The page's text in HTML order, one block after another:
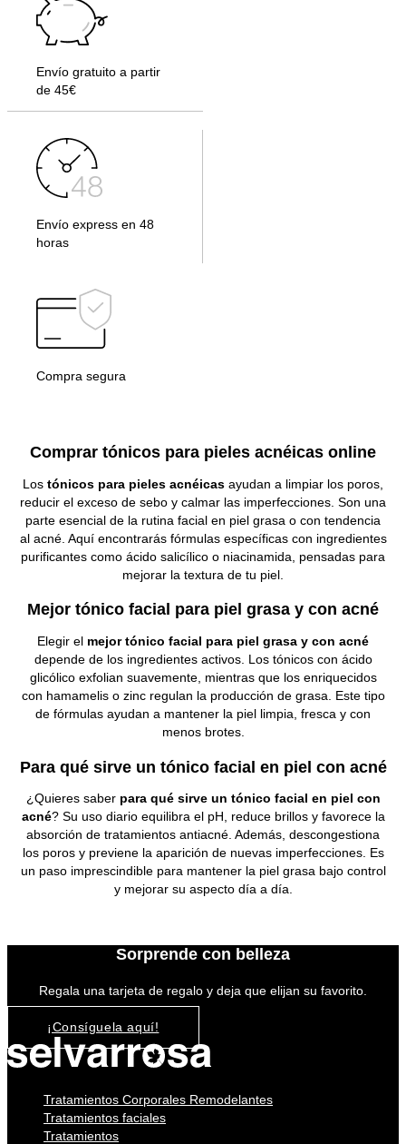
Envío gratuito a partir
de 45€
Envío express en 48
horas
Compra segura
Comprar tónicos para pieles acnéicas online
Los tónicos para pieles acnéicas ayudan a limpiar los poros,
reducir el exceso de sebo y calmar las imperfecciones. Son una
parte esencial de la rutina facial en piel grasa o con tendencia
al acné. Aquí encontrarás fórmulas específicas con ingredientes
purificantes como ácido salicílico o niacinamida, pensadas para
mejorar la textura de tu piel.
Mejor tónico facial para piel grasa y con acné
Elegir el mejor tónico facial para piel grasa y con acné
depende de los ingredientes activos. Los tónicos con ácido
glicólico exfolian suavemente, mientras que los enriquecidos
con hamamelis o zinc regulan la producción de grasa. Este tipo
de fórmulas ayudan a mantener la piel limpia, fresca y con
menos brotes.
Para qué sirve un tónico facial en piel con acné
¿Quieres saber para qué sirve un tónico facial en piel con
acné? Su uso diario equilibra el pH, reduce brillos y favorece la
absorción de tratamientos antiacné. Además, descongestiona
los poros y previene la aparición de nuevas imperfecciones. Es
un paso imprescindible para mantener la piel grasa bajo control
y mejorar su aspecto día a día.
Sorprende con belleza
Regala una tarjeta de regalo y deja que elijan su favorito.
¡Consíguela aquí!
Tratamientos Corporales Remodelantes
Tratamientos faciales
Tratamientos